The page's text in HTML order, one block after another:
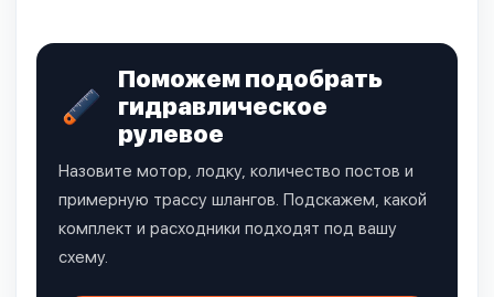
Поможем подобрать
гидравлическое
рулевое
Назовите мотор, лодку, количество постов и
примерную трассу шлангов. Подскажем, какой
комплект и расходники подходят под вашу
схему.